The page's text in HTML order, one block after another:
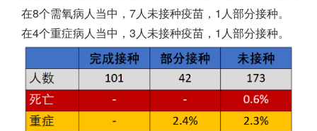
在8个需氧病人当中，7人未接种疫苗，1人部分接种。
在4个重症病人当中，3人未接种疫苗，1人部分接种。